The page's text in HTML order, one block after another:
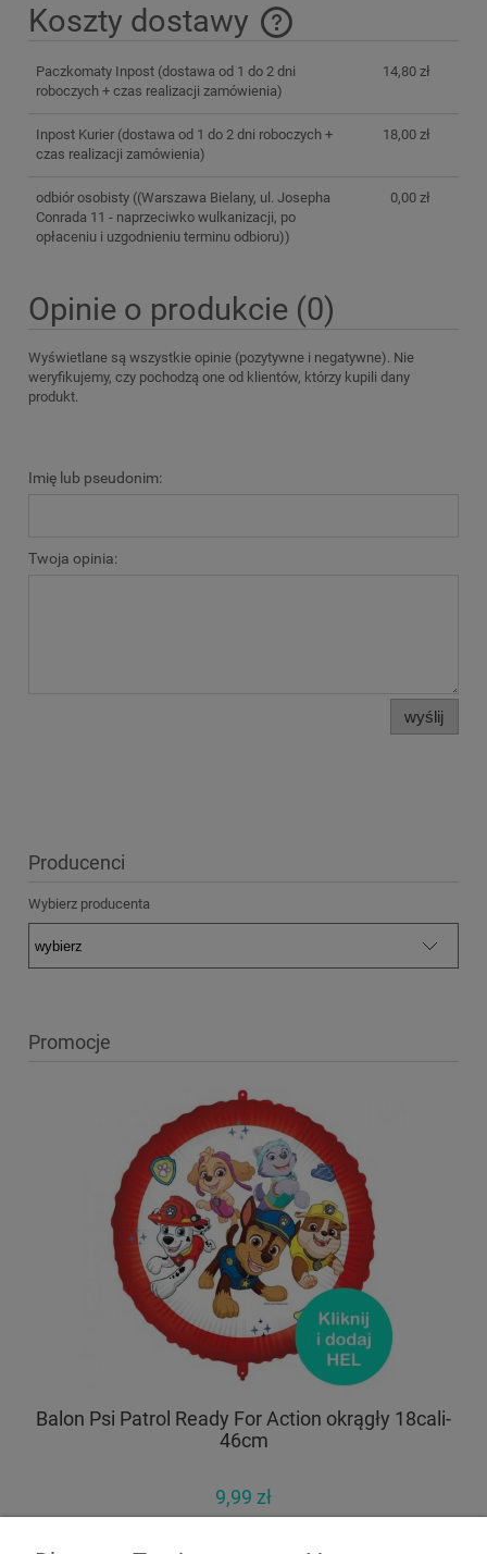
Koszty dostawy
Cena nie zawiera ewentualnych kosztów płatności
Paczkomaty Inpost(dostawa od 1 do 2 dni
roboczych + czas realizacji zamówienia)
14,80 zł
Inpost Kurier(dostawa od 1 do 2 dni roboczych +
czas realizacji zamówienia)
18,00 zł
odbiór osobisty((Warszawa Bielany, ul. Josepha
Conrada 11 - naprzeciwko wulkanizacji, po
opłaceniu i uzgodnieniu terminu odbioru))
0,00 zł
Opinie o produkcie (0)
Wyświetlane są wszystkie opinie (pozytywne i negatywne). Nie
weryfikujemy, czy pochodzą one od klientów, którzy kupili dany
produkt.
Imię lub pseudonim:
Twoja opinia:
wyślij
Producenci
Wybierz producenta
Promocje
Balon Psi Patrol Ready For Action okrągły 18cali-
46cm
9,99 zł